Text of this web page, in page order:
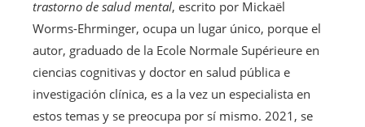
trastorno de salud mental, escrito por Mickaël
Worms-Ehrminger, ocupa un lugar único, porque el
autor, graduado de la Ecole Normale Supérieure en
ciencias cognitivas y doctor en salud pública e
investigación clínica, es a la vez un especialista en
estos temas y se preocupa por sí mismo. 2021, se